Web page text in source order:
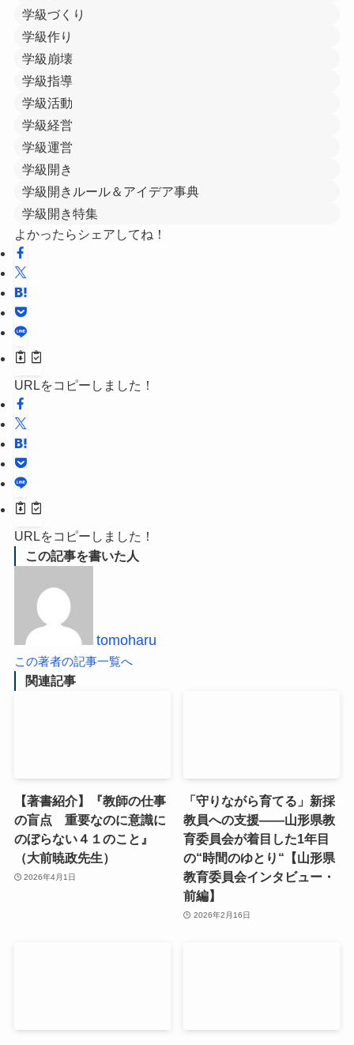
学級づくり
学級作り
学級崩壊
学級指導
学級活動
学級経営
学級運営
学級開き
学級開きルール＆アイデア事典
学級開き特集
よかったらシェアしてね！
URLをコピーしました！
URLをコピーしました！
この記事を書いた人
tomoharu
この著者の記事一覧へ
関連記事
【著書紹介】『教師の仕事
の盲点 重要なのに意識に
のぼらない４１のこと』
（大前暁政先生）
2026年4月1日
「守りながら育てる」新採
教員への支援――山形県教
育委員会が着目した1年目
の“時間のゆとり“【山形県
教育委員会インタビュー・
前編】
2026年2月16日